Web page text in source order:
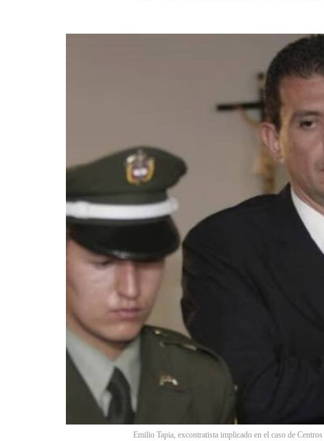
Emilio Tapia, excontratista implicado en el caso de